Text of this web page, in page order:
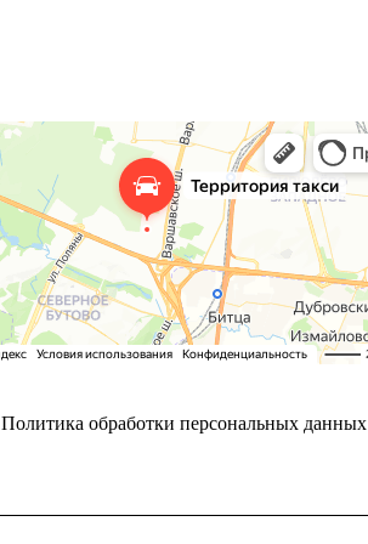
Политика обработки персональных данных